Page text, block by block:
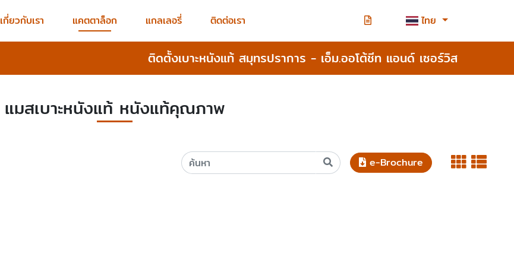
เกี่ยวกับเรา แคตตาล็อก แกลเลอรี่ ติดต่อเรา ไทย
ติดตั้งเบาะหนังแท้ สมุทรปราการ - เอ็ม.ออโต้ชีท แอนด์ เซอร์วิส
แมสเบาะหนังแท้ หนังแท้คุณภาพ
e-Brochure